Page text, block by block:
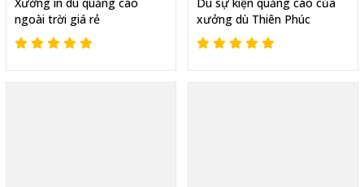
ngoài trời giá rẻ
xưởng dù Thiên Phúc